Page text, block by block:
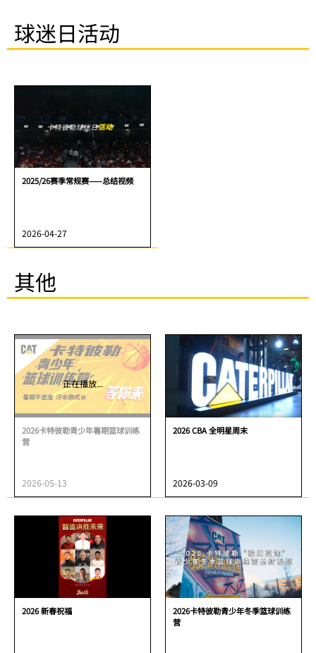
球迷日活动
2025/26赛季常规赛——总结视频
2026-04-27
其他
2026卡特彼勒青少年暑期篮球训练
营
2026-05-13
正在播放...
2026 CBA 全明星周末
2026-03-09
2026 新春祝福
2026卡特彼勒青少年冬季篮球训练
营